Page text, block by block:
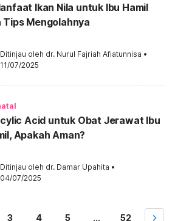
Ikan Nila untuk Ibu Hamil
Tips Mengolahnya
Ditinjau oleh dr. Nurul Fajriah Afiatunnisa •
11/07/2025
Acid untuk Obat Jerawat Ibu
Apakah Aman?
Ditinjau oleh dr. Damar Upahita •
04/07/2025
3 4 5 ... 52